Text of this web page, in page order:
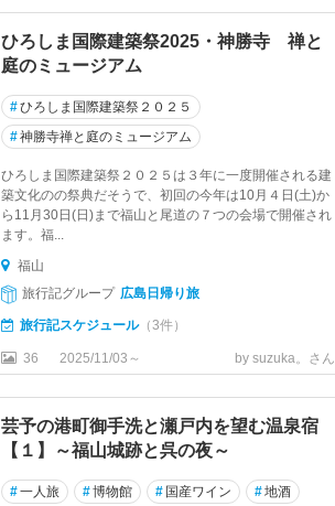
ひろしま国際建築祭2025・神勝寺 禅と
庭のミュージアム
#ひろしま国際建築祭２０２５
#神勝寺禅と庭のミュージアム
ひろしま国際建築祭２０２５は３年に一度開催される建
築文化のの祭典だそうで、初回の今年は10月４日(土)か
ら11月30日(日)まで福山と尾道の７つの会場で開催され
ます。福...
福山
旅行記グループ 広島日帰り旅
旅行記スケジュール（3件）
36 2025/11/03～ by suzuka。さん
芸予の港町御手洗と瀬戸内を望む温泉宿
【１】～福山城跡と呉の夜～
#一人旅 #博物館 # 国産ワイン #地酒